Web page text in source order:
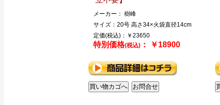
メーカー： 樹峰
サイズ：20号 高さ34×火袋直径14cm
定価(税込)：￥23650
特別価格(税込)： ￥18900